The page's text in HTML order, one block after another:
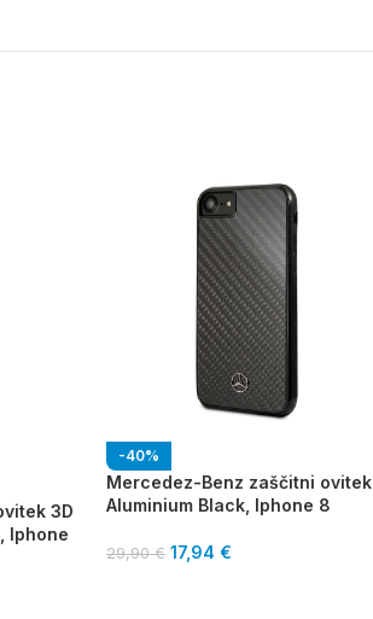
3D
Iphone
-40%
Mercedez-Benz zaščitni ovitek
Aluminium Black, Iphone 8
29,90€ 17,94 €